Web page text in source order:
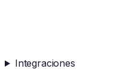
Integraciones